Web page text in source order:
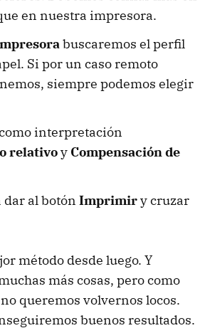
en nuestra impresora.
buscaremos el perfil
Si por un caso remoto
siempre podemos elegir
interpretación
relativoy Compensación de
dar al botón Imprimiry cruzar
método desde luego. Y
más cosas, pero como
queremos volvernos locos.
buenos resultados.